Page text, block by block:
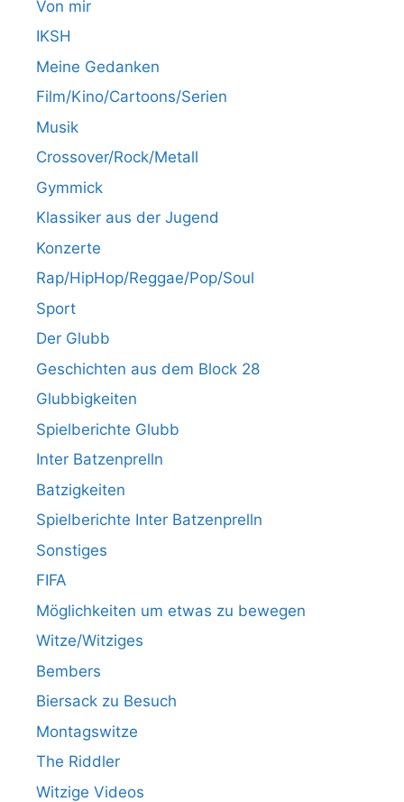
Von mir
IKSH
Meine Gedanken
Film/Kino/Cartoons/Serien
Musik
Crossover/Rock/Metall
Gymmick
Klassiker aus der Jugend
Konzerte
Rap/HipHop/Reggae/Pop/Soul
Sport
Der Glubb
Geschichten aus dem Block 28
Glubbigkeiten
Spielberichte Glubb
Inter Batzenprelln
Batzigkeiten
Spielberichte Inter Batzenprelln
Sonstiges
FIFA
Möglichkeiten um etwas zu bewegen
Witze/Witziges
Bembers
Biersack zu Besuch
Montagswitze
The Riddler
Witzige Videos